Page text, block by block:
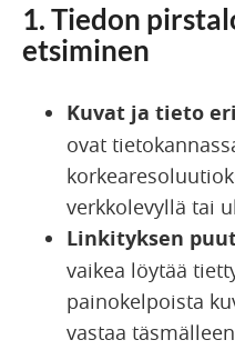
1. Tiedon
etsiminen
Kuvat ja tieto
ovat
verkkolevyllä tai
Linkityksen
vaikea löytää
painokelpoista
vastaa